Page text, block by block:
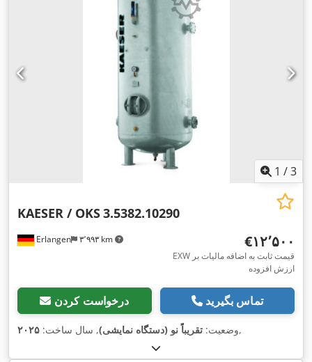
1 /3
Erlangen ۳٬۹۹۳ km
KAESER / OKS3.5382.10290
‎€۱۲٬۵۰۰
EXW قیمت ثابت به اضافه مالیات بر
ارزش افزوده
درخواست کردن تماس بگیرید
وضعیت: تقریباً نو (دستگاه نمایشی), سال ساخت: ۲۰۲۵ ,